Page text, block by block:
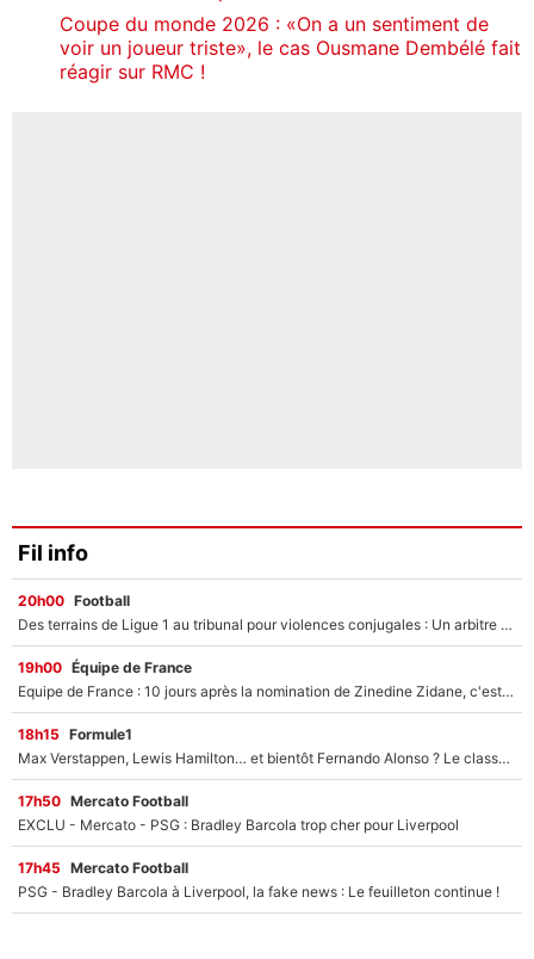
Coupe du monde 2026 : «On a un sentiment de
voir un joueur triste», le cas Ousmane Dembélé fait
réagir sur RMC !
Fil info
20h00 Football
Des terrains de Ligue 1 au tribunal pour violences conjugales : Un arbitre français encourt une peine de 18 mois de prison !
19h00 Équipe de France
Equipe de France : 10 jours après la nomination de Zinedine Zidane, c'est au tour de son fils de prendre un nouveau départ !
18h15 Formule1
Max Verstappen, Lewis Hamilton… et bientôt Fernando Alonso ? Le classement des pilotes les mieux payés en Formule 1 risque de changer !
17h50 Mercato Football
EXCLU - Mercato - PSG : Bradley Barcola trop cher pour Liverpool
17h45 Mercato Football
PSG - Bradley Barcola à Liverpool, la fake news : Le feuilleton continue !